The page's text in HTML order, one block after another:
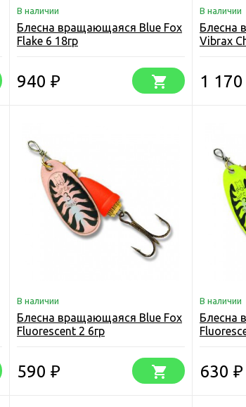
В наличии
Блесна вращающаяся Blue Fox
Flake 6 18гр
940 ₽
В наличии
Блесна
Vibrax
1 170
В наличии
Блесна вращающаяся Blue Fox
Fluorescent 2 6гр
590 ₽
В наличии
Блесна
630 ₽